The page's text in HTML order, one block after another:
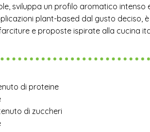
sviluppa un profilo aromatico intenso
plant-based dal gusto deciso,
e proposte ispirate alla cucina
di proteine
di zuccheri